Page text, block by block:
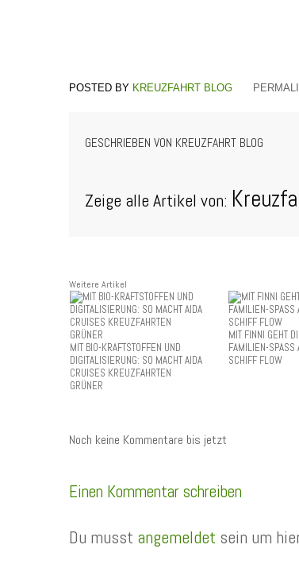
KREUZFAHRT BLOG
GESCHRIEBEN VON KREUZFAHRT BLOG
Zeige alle Artikel von:
Weitere Artikel
MIT BIO-KRAFTSTOFFEN UND
DIGITALISIERUNG: SO MACHT AIDA
CRUISES KREUZFAHRTEN
GRÜNER
MIT FINNI GEHT
FAMILIEN-SPASS
SCHIFF FLOW
Noch keine Kommentare bis jetzt
Einen Kommentar schreiben
Du musst angemeldet sein um